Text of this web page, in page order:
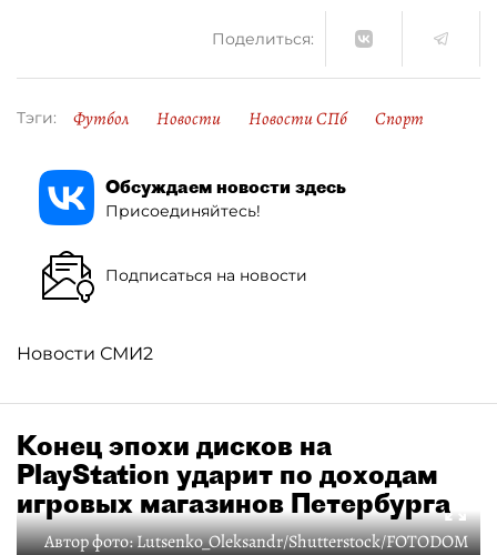
Поделиться:
Тэги: Футбол Новости Новости СПб Спорт
Обсуждаем новости здесь
Присоединяйтесь!
Подписаться на новости
Новости СМИ2
Конец эпохи дисков на
PlayStation ударит по доходам
игровых магазинов Петербурга
Автор фото:Lutsenko_Oleksandr/Shutterstock/FOTODOM